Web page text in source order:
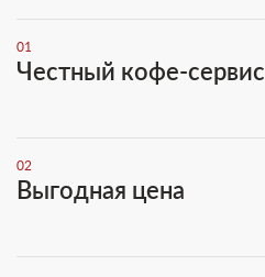
01
Честный кофе-сервис
02
Выгодная цена